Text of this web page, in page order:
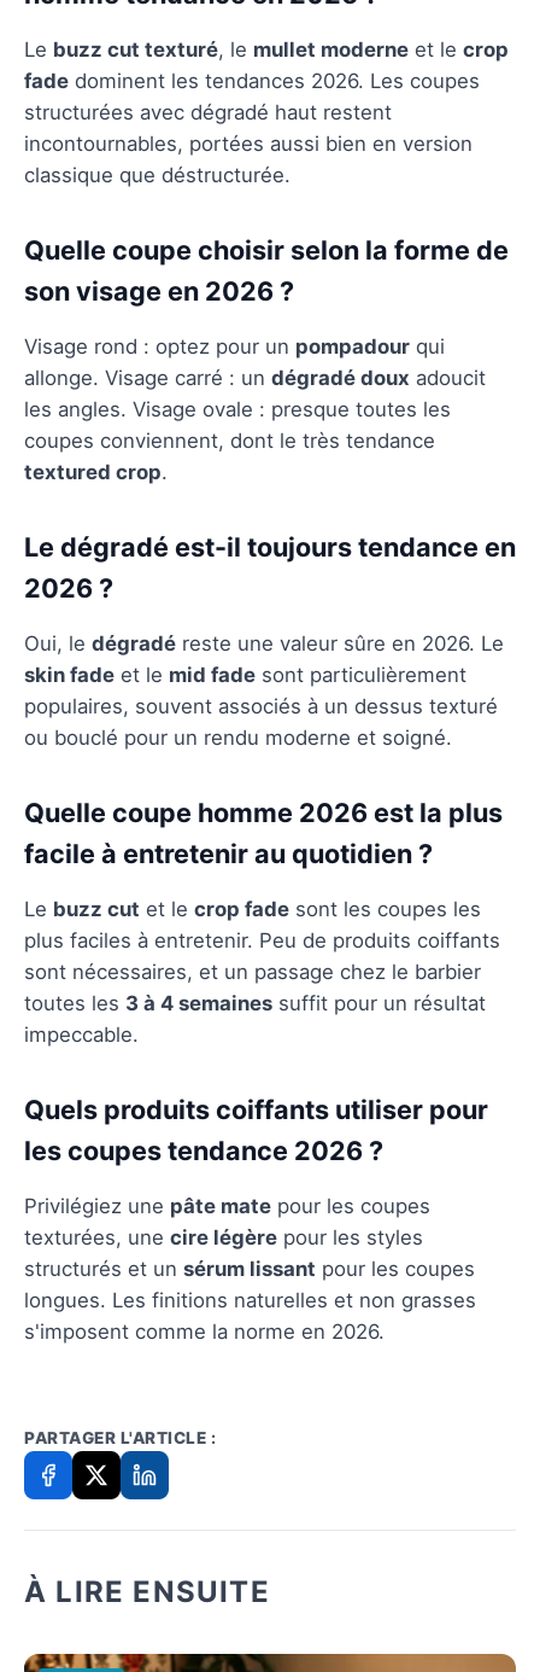
Le buzz cut texturé, le mullet moderne et le crop
fade dominent les tendances 2026. Les coupes
structurées avec dégradé haut restent
incontournables, portées aussi bien en version
classique que déstructurée.
Quelle coupe choisir selon la forme de
son visage en 2026 ?
Visage rond : optez pour un pompadour qui
allonge. Visage carré : un dégradé doux adoucit
les angles. Visage ovale : presque toutes les
coupes conviennent, dont le très tendance
textured crop.
Le dégradé est-il toujours tendance en
2026 ?
Oui, le dégradé reste une valeur sûre en 2026. Le
skin fade et le mid fade sont particulièrement
populaires, souvent associés à un dessus texturé
ou bouclé pour un rendu moderne et soigné.
Quelle coupe homme 2026 est la plus
facile à entretenir au quotidien ?
Le buzz cut et le crop fade sont les coupes les
plus faciles à entretenir. Peu de produits coiffants
sont nécessaires, et un passage chez le barbier
toutes les 3 à 4 semaines suffit pour un résultat
impeccable.
Quels produits coiffants utiliser pour
les coupes tendance 2026 ?
Privilégiez une pâte mate pour les coupes
texturées, une cire légère pour les styles
structurés et un sérum lissant pour les coupes
longues. Les finitions naturelles et non grasses
s'imposent comme la norme en 2026.
PARTAGER L'ARTICLE :
À LIRE ENSUITE